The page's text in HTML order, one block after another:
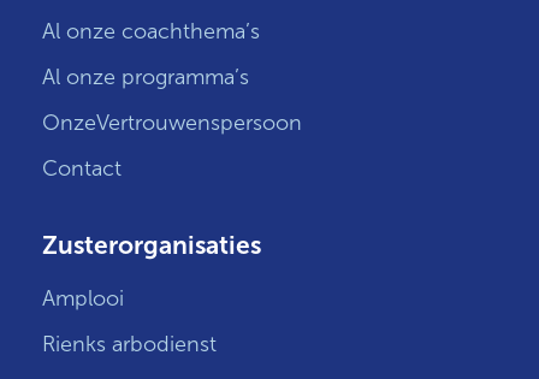
Al onze coachthema’s
Al onze programma’s
OnzeVertrouwenspersoon
Contact
Zusterorganisaties
Amplooi
Rienks arbodienst